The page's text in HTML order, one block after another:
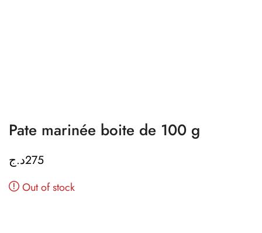
Pate marinée boite de 100 g
275د.ج
Out of stock